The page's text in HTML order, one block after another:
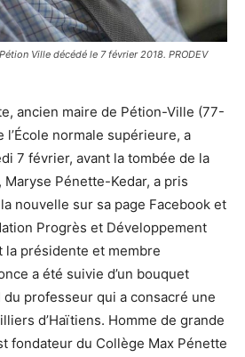
Ville décédé le 7 février 2018. PRODEV
ancien maire de Pétion-Ville (77-
normale supérieure, a
7 février, avant la tombée de la
Maryse Pénette-Kedar, a pris
la nouvelle sur sa page Facebook et
Progrès et Développement
la présidente et membre
a été suivie d’un bouquet
du professeur qui a consacré une
d’Haïtiens. Homme de grande
fondateur du Collège Max Pénette